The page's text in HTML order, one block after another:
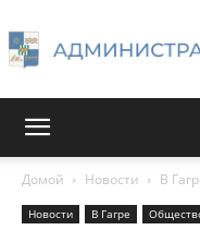
Домой Новости В
Новости В Гагре